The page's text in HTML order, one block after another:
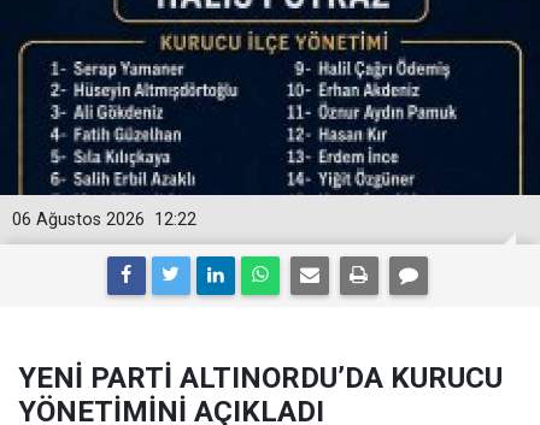
12:22
06 Ağustos 2026
YENİ PARTİ ALTINORDU’DA KURUCU
YÖNETİMİNİ AÇIKLADI